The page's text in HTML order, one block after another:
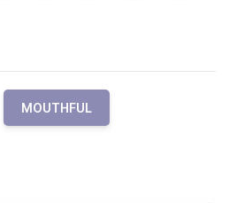
MOUTHFUL